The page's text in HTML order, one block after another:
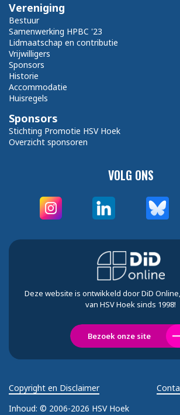
VOLG ONS
Vereniging
Bestuur
Samenwerking HPBC '23
Lidmaatschap en contributie
Vrijwilligers
Sponsors
Historie
Accommodatie
Huisregels
Sponsors
Stichting Promotie HSV Hoek
Overzicht sponsoren
Deze website is ontwikkeld door DiD
van HSV Hoek sinds 1998!
Bezoek onze site
Inhoud: © 2006-2026 HSV Hoek
Copyright en Disclaimer